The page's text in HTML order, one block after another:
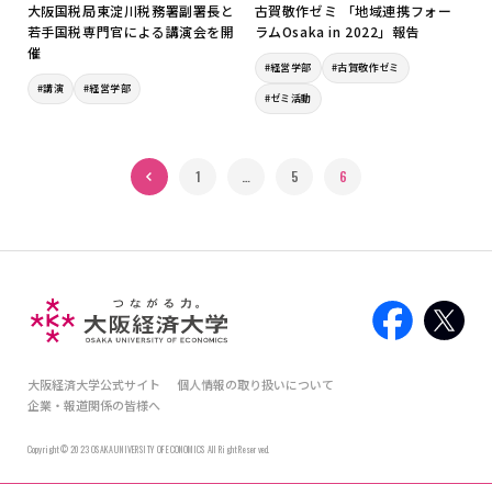
大阪国税局東淀川税務署副署長と
若手国税専門官による講演会を開
催
#講演 #経営学部
古賀敬作ゼミ 「地域連携フォー
ラムOsaka in 2022」報告
#経営学部 #古賀敬作ゼミ
#ゼミ活動
1 … 5 6
大阪経済大学公式サイト
個人情報の取り扱いについて
企業・報道関係の皆様へ
Copyright © 2023 OSAKA UNIVERSITY OF ECONOMICS All Right Reserved.